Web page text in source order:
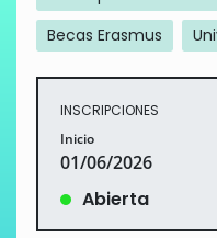
Becas Erasmus
INSCRIPCIONES
Inicio
01/06/2026
Abierta